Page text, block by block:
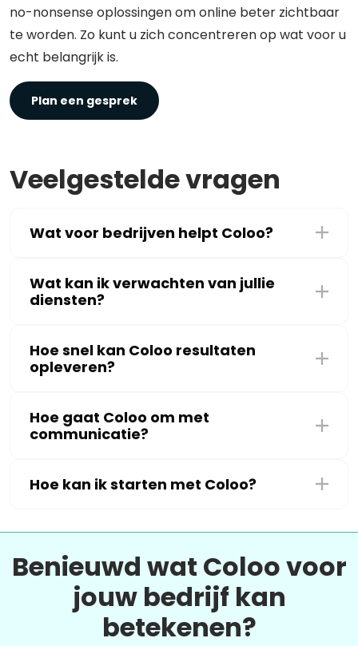
no-nonsense oplossingen om online beter zichtbaar
te worden. Zo kunt u zich concentreren op wat voor u
echt belangrijk is.
Plan een gesprek
Veelgestelde vragen
Wat voor bedrijven helpt Coloo?
Wat kan ik verwachten van jullie
diensten?
Hoe snel kan Coloo resultaten
opleveren?
Hoe gaat Coloo om met
communicatie?
Hoe kan ik starten met Coloo?
Benieuwd wat Coloo voor
jouw bedrijf kan
betekenen?